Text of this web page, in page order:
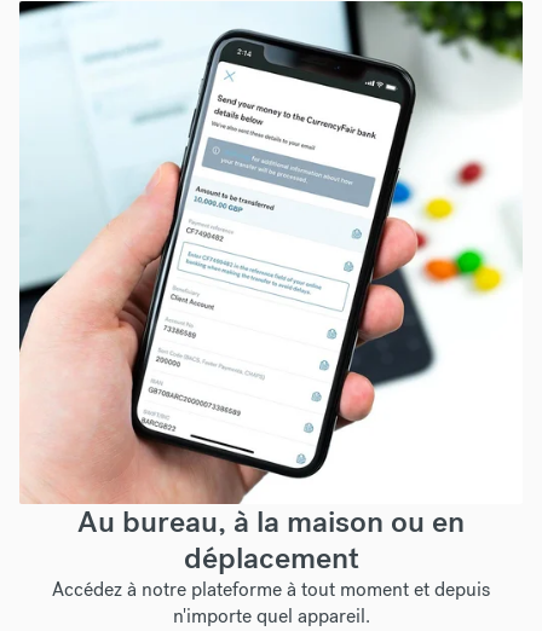
Au bureau, à la maison ou en
déplacement
Accédez à notre plateforme à tout moment et depuis
n'importe quel appareil.